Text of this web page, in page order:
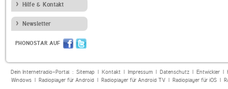
Hilfe & Kontakt
Newsletter
PHONOSTAR AUF
Dein Internetradio-Portal : Sitemap| Kontakt| Impressum| Datenschutz| Entwickler|
Windows| Radioplayer für Android| Radioplayer für Android TV| Radioplayer für iOS|